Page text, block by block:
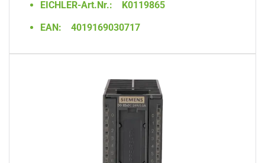
EICHLER-Art.Nr.:
K0119865
EAN:
4019169030717